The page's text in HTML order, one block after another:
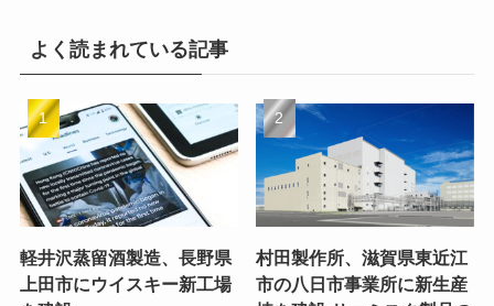
よく読まれている記事
軽井沢蒸留酒製造、長野県
上田市にウイスキー新工場
村田製作所、滋賀県東近江
市の八日市事業所に新生産